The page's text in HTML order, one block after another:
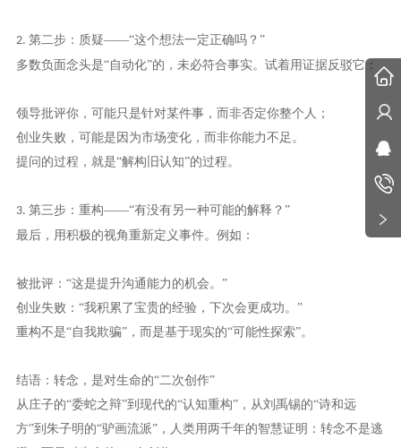
2. 第二步：质疑——“这个想法一定正确吗？”
多数负面念头是“自动化”的，未必符合事实。试着用证据反驳它：
领导批评你，可能只是针对某件事，而非否定你整个人；
创业失败，可能是因为市场变化，而非你能力不足。
提问的过程，就是“解构旧认知”的过程。
3. 第三步：重构——“有没有另一种可能的解释？”
最后，用积极的视角重新定义事件。例如：
被批评： “这是提升沟通能力的机会。”
创业失败： “我积累了宝贵的经验，下次会更成功。”
重构不是“自我欺骗”，而是基于现实的“可能性探索”。
结语：转念，是对生命的“二次创作”
从庄子的“委蛇之辩”到现代的“认知重构”，从刘禹锡的“诗和远
方”到朱子明的“驴画流派”，人类用两千年的智慧证明：转念不是逃